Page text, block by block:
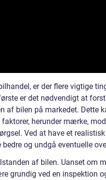
er der flere vigtige
er det nødvendigt at
af bilen på markedet. Dette
herunder mærke,
Ved at have et
og undgå eventuelle
af bilen. Uanset om
grundig ved en inspektion